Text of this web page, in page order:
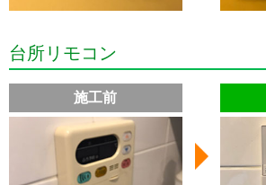
台所リモコン
施工前